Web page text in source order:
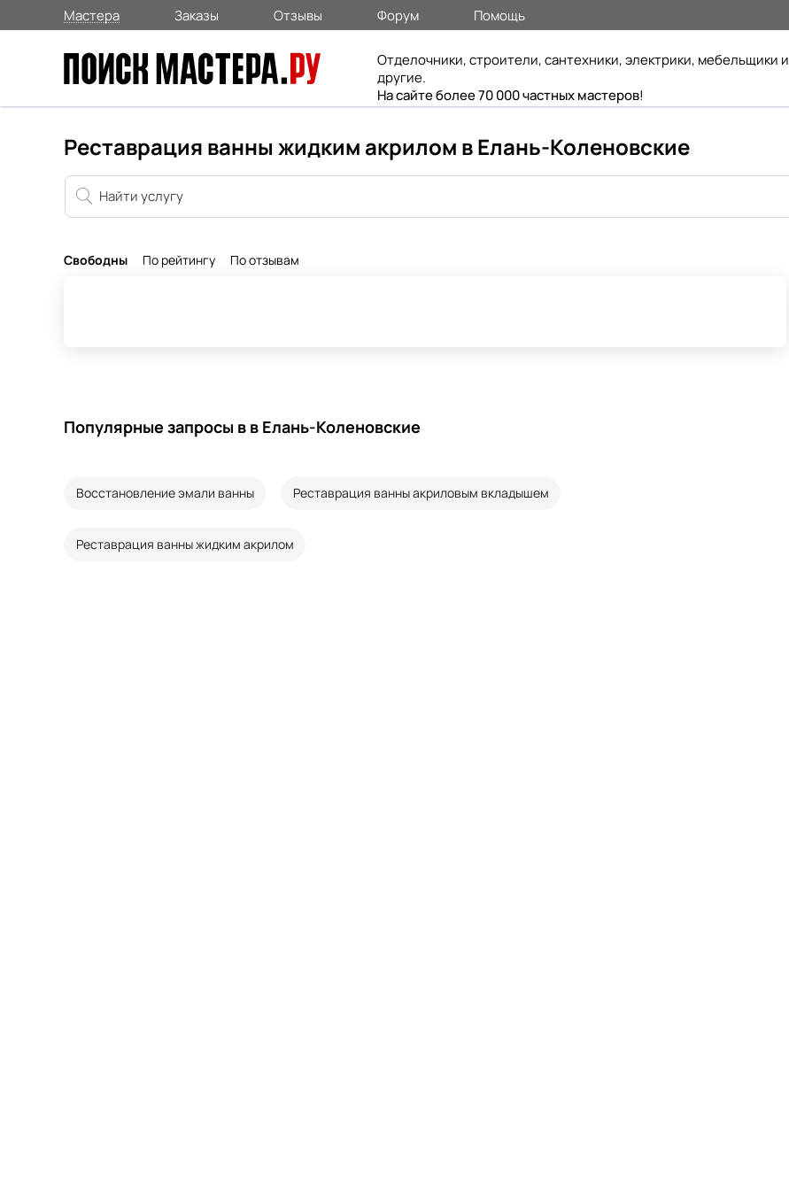
Мастера Заказы Отзывы Форум Помощь
Отделочники, строители, сантехники, электрики, мебельщики и
другие.
На сайте более 70 000 частных мастеров!
Реставрация ванны жидким акрилом в Елань-Коленовские
Свободны По рейтингу По отзывам
Популярные запросы в в Елань-Коленовские
Восстановление эмали ванны Реставрация ванны акриловым вкладышем
Реставрация ванны жидким акрилом